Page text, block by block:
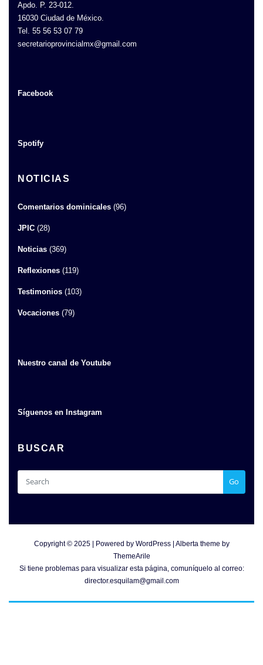
Apdo. P. 23-012.
16030 Ciudad de México.
Tel. 55 56 53 07 79
secretarioprovincialmx@gmail.com
Facebook
Spotify
NOTICIAS
Comentarios dominicales (96)
JPIC (28)
Noticias (369)
Reflexiones (119)
Testimonios (103)
Vocaciones (79)
Nuestro canal de Youtube
Síguenos en Instagram
BUSCAR
Go
Copyright © 2025 | Powered by WordPress
Alberta theme by
ThemeArile
Si tiene problemas para visualizar esta página, comuníquelo al correo:
director.esquilam@gmail.com